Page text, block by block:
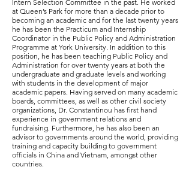
Intern Selection Committee in the past. He worked
at Queen’s Park for more than a decade prior to
becoming an academic and for the last twenty years
he has been the Practicum and Internship
Coordinator in the Public Policy and Administration
Programme at York University. In addition to this
position, he has been teaching Public Policy and
Administration for over twenty years at both the
undergraduate and graduate levels and working
with students in the development of major
academic papers. Having served on many academic
boards, committees, as well as other civil society
organizations, Dr. Constantinou has first hand
experience in government relations and
fundraising. Furthermore, he has also been an
advisor to governments around the world, providing
training and capacity building to government
officials in China and Vietnam, amongst other
countries.